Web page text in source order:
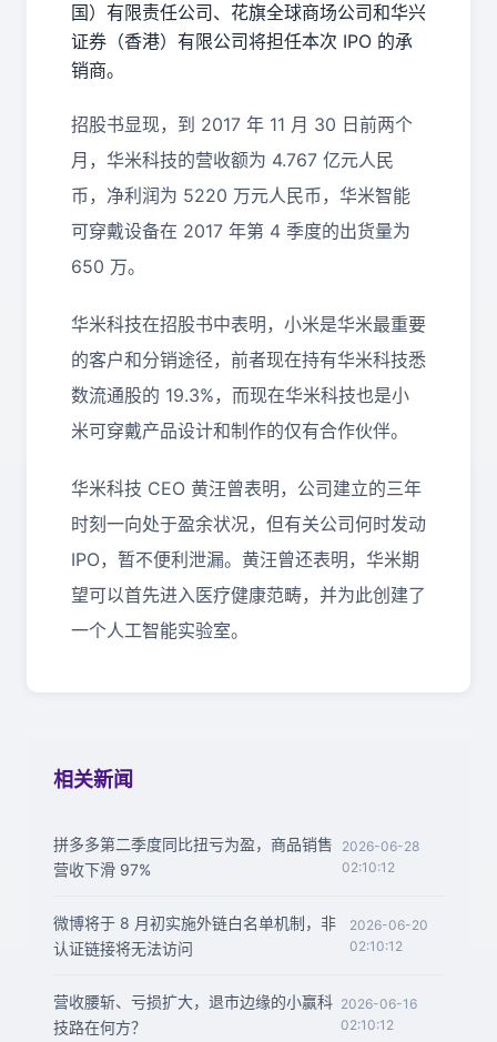
国）有限责任公司、花旗全球商场公司和华兴
证券（香港）有限公司将担任本次 IPO 的承
销商。
招股书显现，到 2017 年 11 月 30 日前两个
月，华米科技的营收额为 4.767 亿元人民
币，净利润为 5220 万元人民币，华米智能
可穿戴设备在 2017 年第 4 季度的出货量为
650 万。
华米科技在招股书中表明，小米是华米最重要
的客户和分销途径，前者现在持有华米科技悉
数流通股的 19.3%，而现在华米科技也是小
米可穿戴产品设计和制作的仅有合作伙伴。
华米科技 CEO 黄汪曾表明，公司建立的三年
时刻一向处于盈余状况，但有关公司何时发动
IPO，暂不便利泄漏。黄汪曾还表明，华米期
望可以首先进入医疗健康范畴，并为此创建了
一个人工智能实验室。
相关新闻
拼多多第二季度同比扭亏为盈，商品销售
营收下滑 97%
2026-06-28
02:10:12
微博将于 8 月初实施外链白名单机制，非
认证链接将无法访问
2026-06-20
02:10:12
营收腰斩、亏损扩大，退市边缘的小赢科
技路在何方？
2026-06-16
02:10:12